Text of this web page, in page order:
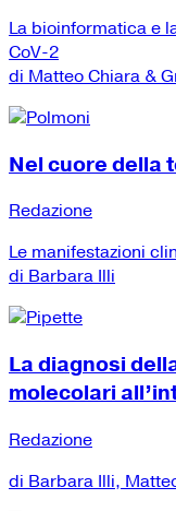
La bioinformatica e
CoV-2
di Matteo Chiara &
Nel cuore della
Redazione
Le manifestazioni
di Barbara Illi
La diagnosi
molecolari
Redazione
di Barbara Illi,